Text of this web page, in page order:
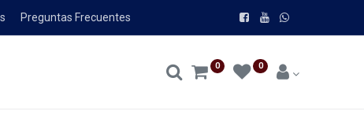
Preguntas Frecuentes
0 0